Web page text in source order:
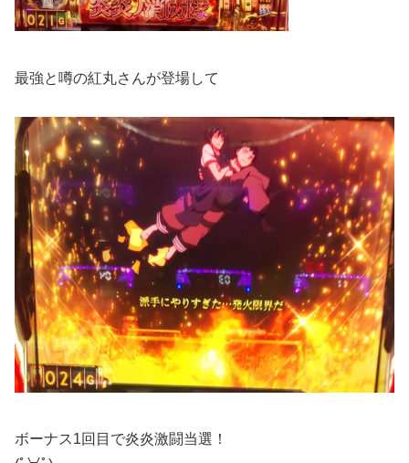
最強と噂の紅丸さんが登場して
ボーナス1回目で炎炎激闘当選！